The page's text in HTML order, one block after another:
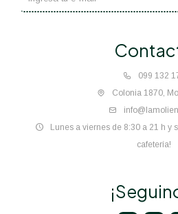
099 132
Colonia 1870,
Lunes a viernes de 8:30 a 21 h y
cafetería!